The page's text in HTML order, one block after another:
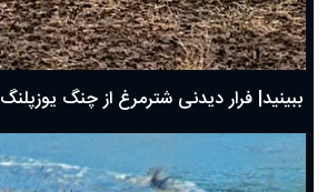
ببینید| فرار دیدنی شترمرغ از چنگ یوزپلنگ